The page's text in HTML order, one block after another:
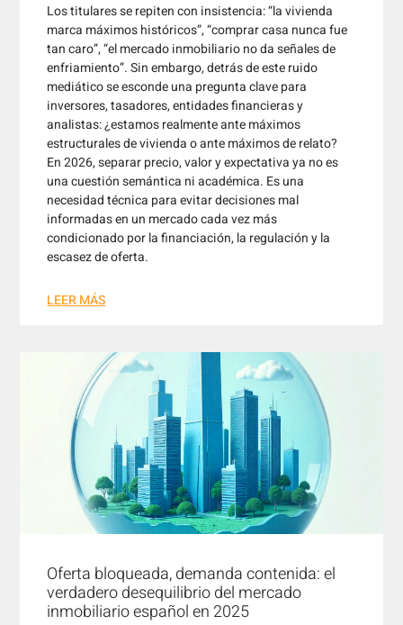
Los titulares se repiten con insistencia: “la vivienda
marca máximos históricos”, “comprar casa nunca fue
tan caro”, “el mercado inmobiliario no da señales de
enfriamiento”. Sin embargo, detrás de este ruido
mediático se esconde una pregunta clave para
inversores, tasadores, entidades financieras y
analistas: ¿estamos realmente ante máximos
estructurales de vivienda o ante máximos de relato?
En 2026, separar precio, valor y expectativa ya no es
una cuestión semántica ni académica. Es una
necesidad técnica para evitar decisiones mal
informadas en un mercado cada vez más
condicionado por la financiación, la regulación y la
escasez de oferta.
LEER MÁS
Oferta bloqueada, demanda contenida: el
verdadero desequilibrio del mercado
inmobiliario español en 2025